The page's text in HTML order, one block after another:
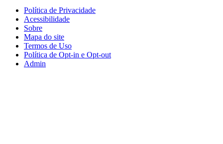
Política de Privacidade
Acessibilidade
Sobre
Mapa do site
Termos de Uso
Política de Opt-in e Opt-out
Admin